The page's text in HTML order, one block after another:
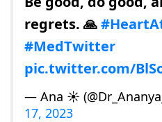
regrets. 🙏
#MedTwitter
pic.twitter.com/
— Ana ☀️
17, 2023